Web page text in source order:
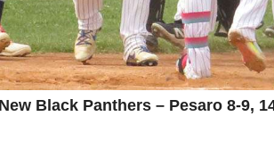
Black Panthers – Pesaro 8-9,